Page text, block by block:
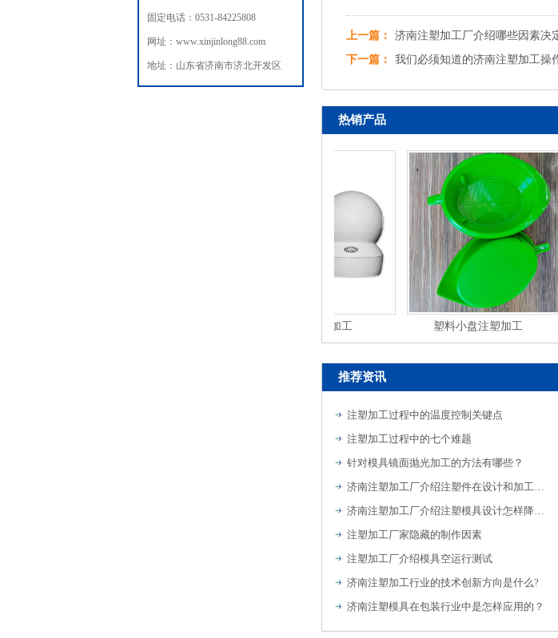
固定电话：0531-84225808
网址：www.xinjinlong88.com
地址：山东省济南市济北开发区
上一篇：
济南注塑加工厂介绍哪些因素决
下一篇：
我们必须知道的济南注塑加工操
热销产品
摄像头注塑模具加工 塑料小盘注塑加工
推荐资讯
注塑加工过程中的温度控制关键点
注塑加工过程中的七个难题
针对模具镜面抛光加工的方法有哪些？
济南注塑加工厂介绍注塑件在设计和加工过程中的注意事项
济南注塑加工厂介绍注塑模具设计怎样降低停机做好检修？
注塑加工厂家隐藏的制作因素
注塑加工厂介绍模具空运行测试
济南注塑加工行业的技术创新方向是什么?
济南注塑模具在包装行业中是怎样应用的？